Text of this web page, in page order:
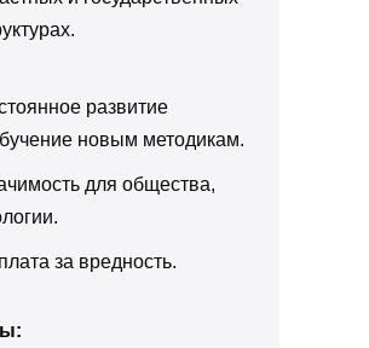
развитие
новым методикам.
для общества,
за вредность.